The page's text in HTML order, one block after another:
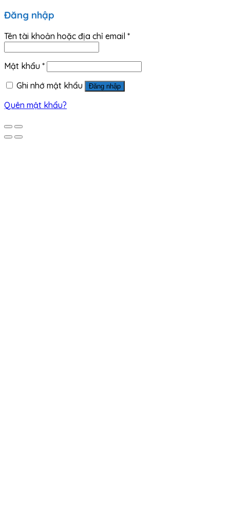
Đăng nhập
Tên tài khoản hoặc địa chỉ email *
Mật khẩu *
Ghi nhớ mật khẩu
Đăng nhập
Quên mật khẩu?